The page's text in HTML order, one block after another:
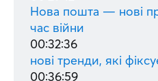
Нова пошта — нові
час війни
00:32:36
нові тренди, які
00:36:59